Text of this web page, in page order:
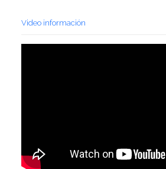
El tumor cerebral es un crecimiento
curación mediante tratamiento con
Video información